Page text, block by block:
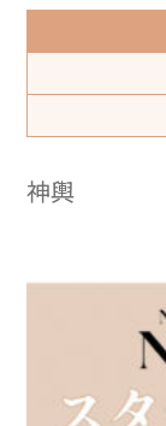
神輿